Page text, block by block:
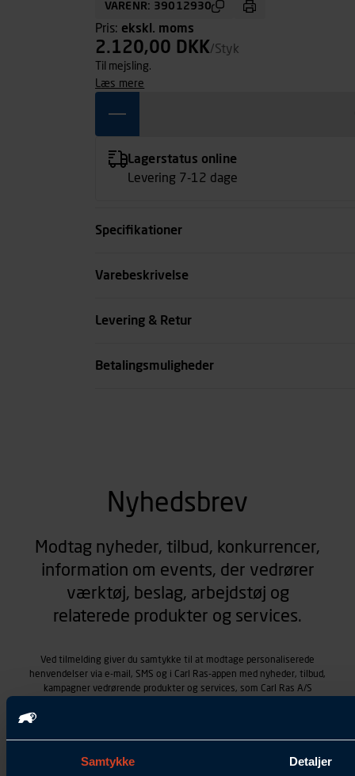
Samtykke Detaljer
VARENR: 39012930
Pris: ekskl. moms
2.120,00 DKK/Styk
Til mejsling.
læs mere
Lagerstatus online
Levering 7-12 dage
Specifikationer
Kode
Varebeskrivelse
Levering & Retur
Betalingsmuligheder
Nyhedsbrev
Modtag nyheder, tilbud, konkurrencer,
information om events, der vedrører
værktøj, beslag, arbejdstøj og
relaterede produkter og services.
Ved tilmelding giver du samtykke til at modtage personaliserede
henvendelser via e-mail, SMS og i Carl Ras-appen med nyheder, tilbud,
kampagner vedrørende produkter og services, som Carl Ras A/S
behandle ovennævnte personoplysninger. Du kan trække dit